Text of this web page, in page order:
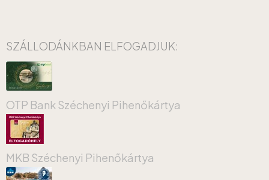
SZÁLLODÁNKBAN ELFOGADJUK:
OTP Bank Széchenyi Pihenőkártya
MKB Széchenyi Pihenőkártya